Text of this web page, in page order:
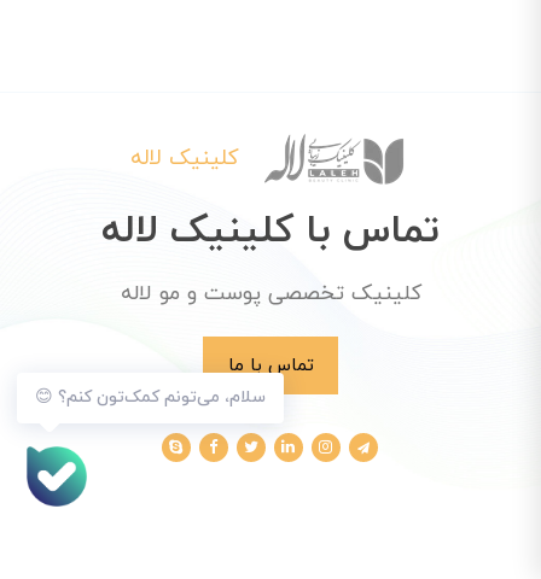
سلام، می‌تونم کمک‌تون کنم؟ 😊
کلینیک لاله
تماس با کلینیک لاله
کلینیک تخصصی پوست و مو لاله
تماس با ما